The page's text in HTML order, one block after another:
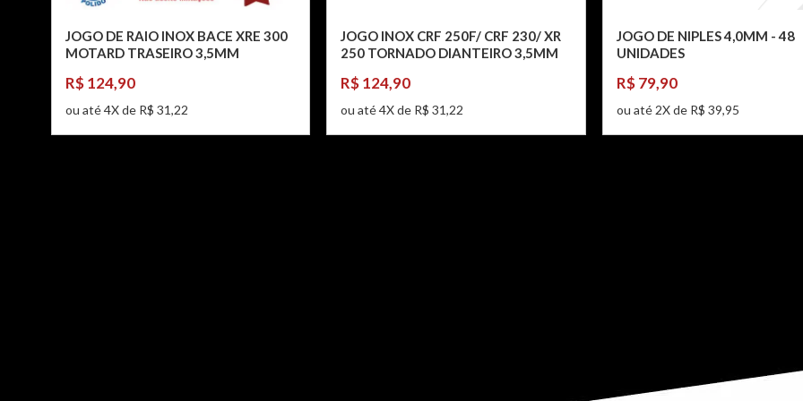
JOGO DE RAIO INOX BACE XRE 300
MOTARD TRASEIRO 3,5MM
R$ 124,90
ou até 4X de R$ 31,22
JOGO INOX CRF 250F/ CRF 230/ XR
250 TORNADO DIANTEIRO 3,5MM
R$ 124,90
ou até 4X de R$ 31,22
JOGO DE NIPLES 4,0MM - 48
UNIDADES
R$ 79,90
ou até 2X de R$ 39,95